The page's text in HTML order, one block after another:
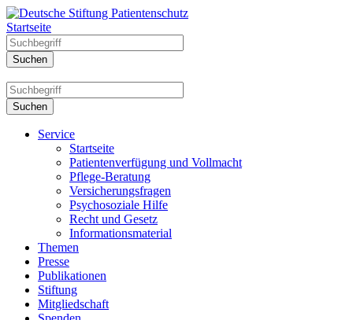
Startseite
Service
Startseite
Patientenverfügung und Vollmacht
Pflege-Beratung
Versicherungsfragen
Psychosoziale Hilfe
Recht und Gesetz
Informationsmaterial
Themen
Presse
Publikationen
Stiftung
Mitgliedschaft